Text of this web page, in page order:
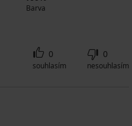
Barva
0
souhlasím
0
nesouhlasím